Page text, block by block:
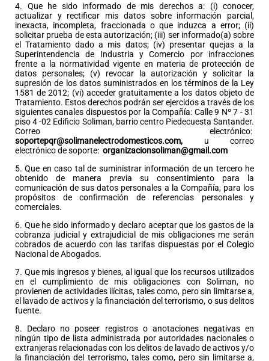
4. Que he sido informado de mis derechos a: (i) conocer,
actualizar y rectificar mis datos sobre información parcial,
inexacta, incompleta, fraccionada o que induzca a error; (ii)
solicitar prueba de esta autorización; (iii) ser informado(a) sobre
el Tratamiento dado a mis datos; (iv) presentar quejas a la
Superintendencia de Industria y Comercio por infracciones
frente a la normatividad vigente en materia de protección de
datos personales; (v) revocar la autorización y solicitar la
supresión de los datos suministrados en los términos de la Ley
1581 de 2012; (vi) acceder gratuitamente a los datos objeto de
Tratamiento. Estos derechos podrán ser ejercidos a través de los
siguientes canales dispuestos por la Compañía: Calle 9 Nº 7 - 31
piso 4 -02 Edificio Soliman, barrio centro Piedecuesta Santander.
Correo electrónico:
soportepqr@solimanelectrodomesticos.com, u correo
electrónico de soporte: organizacionsoliman@gmail.com
5. Que en caso tal de suministrar información de un tercero he
obtenido de manera previa su consentimiento para la
comunicación de sus datos personales a la Compañía, para los
propósitos de confirmación de referencias personales y
comerciales.
6. Que he sido informado y declaro aceptar que los gastos de la
cobranza judicial y extrajudicial de mis obligaciones me serán
cobrados de acuerdo con las tarifas dispuestas por el Colegio
Nacional de Abogados.
7. Que mis ingresos y bienes, al igual que los recursos utilizados
en el cumplimiento de mis obligaciones con Soliman, no
provienen de actividades ilícitas, tales como, pero sin limitarse a,
el lavado de activos y la financiación del terrorismo, o sus delitos
fuente.
8. Declaro no poseer registros o anotaciones negativas en
ningún tipo de lista administrada por autoridades nacionales o
extranjeras relacionadas con los delitos de lavado de activos y/o
la financiación del terrorismo, tales como, pero sin limitarse a,